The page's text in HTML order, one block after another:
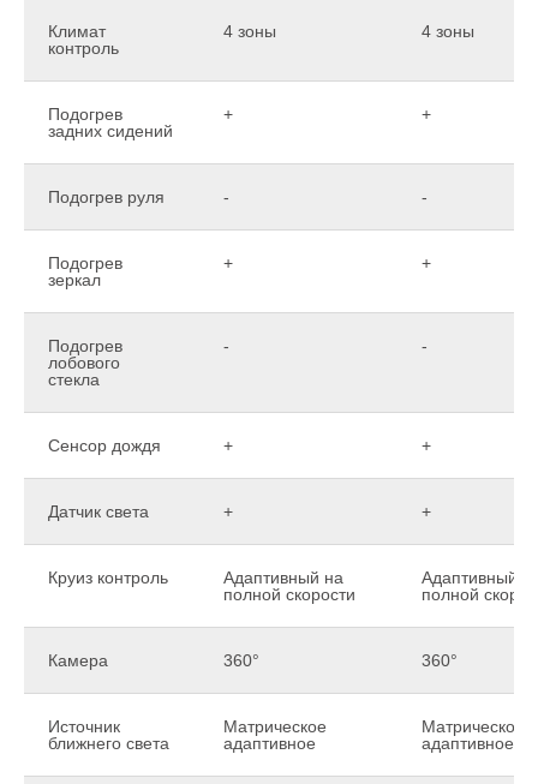
Климат
контроль
4 зоны 4 зоны
Подогрев
задних сидений
+ +
Подогрев руля - -
Подогрев
зеркал
+ +
Подогрев
лобового
стекла
- -
Сенсор дождя + +
Датчик света + +
Круиз контроль
Адаптивный на
полной скорости
Адаптивный
полной
Камера 360° 360°
Источник
ближнего света
Матрическое
адаптивное
Матрическое
адаптивное